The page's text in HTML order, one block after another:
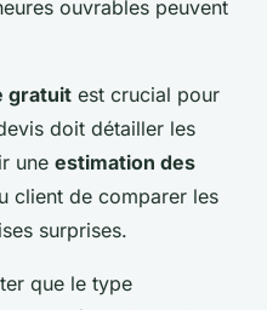
ouvrables peuvent
gratuit est crucial pour
doit détailler les
une estimation des
client de comparer les
surprises.
que le type